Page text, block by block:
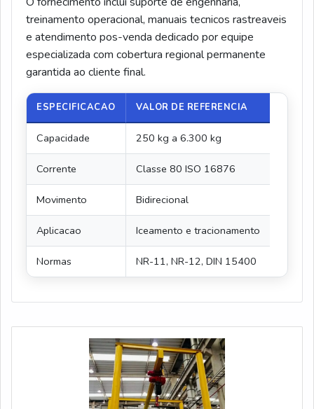
treinamento operacional, manuais tecnicos rastreaveis
e atendimento pos-venda dedicado por equipe
especializada com cobertura regional permanente
garantida ao cliente final.
ESPECIFICACAO VALOR DE REFERENCIA
Capacidade 250 kg a 6.300 kg
Corrente Classe 80 ISO 16876
Movimento Bidirecional
Aplicacao Iceamento e tracionamento
Normas NR-11, NR-12, DIN 15400